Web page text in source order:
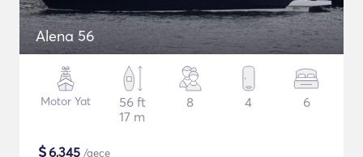
Alena 56
Motor Yat
56 ft
17 m
8 4 6
$6,345 /gece